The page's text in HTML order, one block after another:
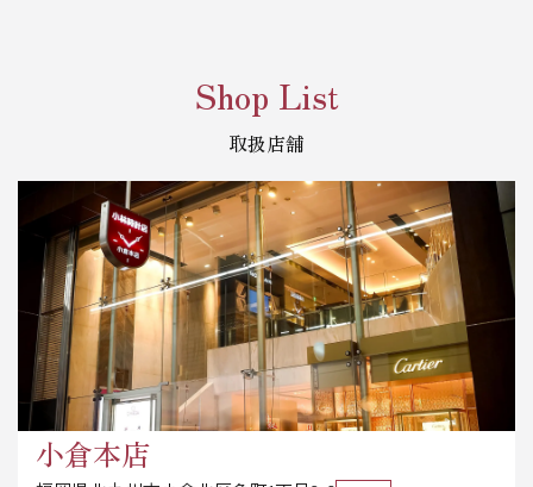
Shop List
取扱店舗
小倉本店